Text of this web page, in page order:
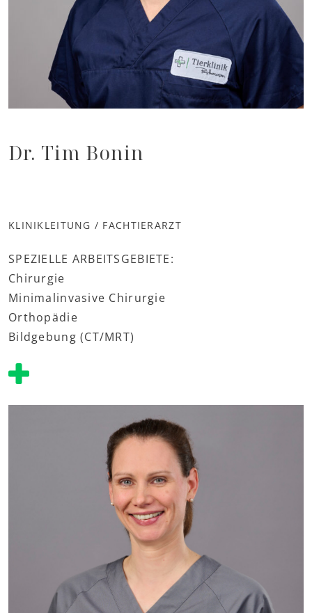
Dr. Tim Bonin
KLINIKLEITUNG / FACHTIERARZT
SPEZIELLE ARBEITSGEBIETE:
Chirurgie
Minimalinvasive Chirurgie
Orthopädie
Bildgebung (CT/MRT)